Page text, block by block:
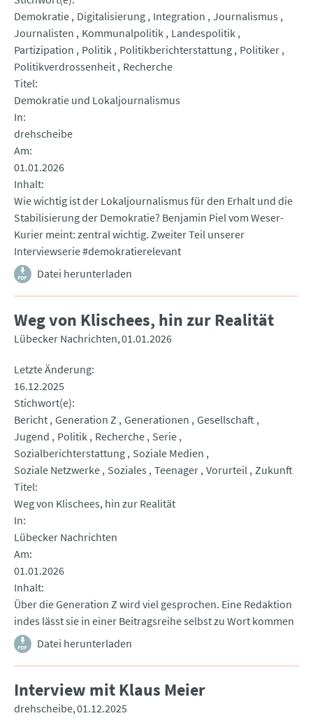
Demokratie Digitalisierung Integration Journalismus
Journalisten
Kommunalpolitik Landespolitik
Partizipation
Politik Politikberichterstattung Politiker
Politikverdrossenheit Recherche
Titel
Demokratie und Lokaljournalismus
In
drehscheibe
Am
01.01.2026
Inhalt
Wie wichtig ist der Lokaljournalismus für den Erhalt und die
Stabilisierung der Demokratie? Benjamin Piel vom Weser-
Kurier meint: zentral wichtig. Zweiter Teil unserer
Interviewserie #demokratierelevant
Datei herunterladen
Weg von Klischees, hin zur Realität
Lübecker Nachrichten 01.01.2026
Letzte Änderung
16.12.2025
Stichwort(e)
Bericht Generation Z Generationen Gesellschaft
Jugend
Politik Recherche Serie
Sozialberichterstattung Soziale Medien
Soziale Netzwerke Soziales Teenager Vorurteil Zukunft
Titel
Weg von Klischees, hin zur Realität
In
Lübecker Nachrichten
Am
01.01.2026
Inhalt
Über die Generation Z wird viel gesprochen. Eine Redaktion
indes lässt sie in einer Beitragsreihe selbst zu Wort kommen
Datei herunterladen
Interview mit Klaus Meier
drehscheibe 01.12.2025